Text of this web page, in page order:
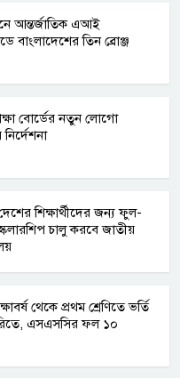
আন্তর্জাতিক এআই
বাংলাদেশের তিন ব্রোঞ্জ
বোর্ডের নতুন লোগো
শিক্ষার্থীদের জন্য ফুল-
চালু করবে জাতীয়
থেকে প্রথম শ্রেণিতে ভর্তি
এসএসসির ফল ১০